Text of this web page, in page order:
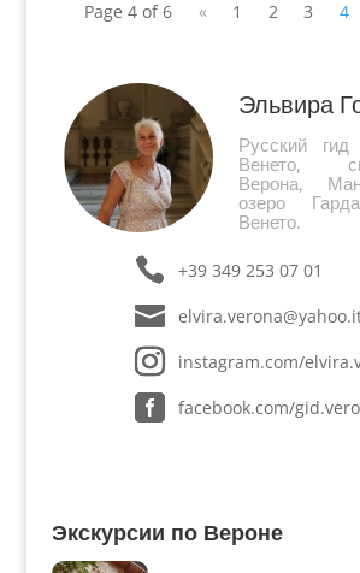
Page 4 of 6 « 1 2 3 4
Эльвира
Русский
Венето,
Верона,
озеро
Венето.
+39 349 253 07 01
instagram.com/
facebook.com/
Экскурсии по Вероне